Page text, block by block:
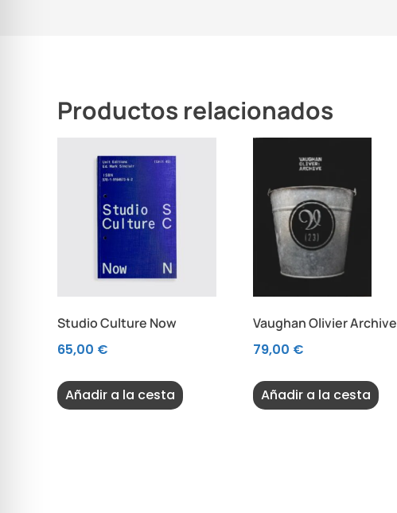
Productos relacionados
Studio Culture Now
65,00 €
Añadir a la cesta
Vaughan Olivier Archive
79,00 €
Añadir a la cesta